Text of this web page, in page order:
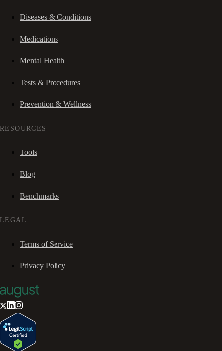
Diseases & Conditions
Medications
Mental Health
Tests & Procedures
Prevention & Wellness
RESOURCES
Tools
Blog
Benchmarks
LEGAL
Terms of Service
Privacy Policy